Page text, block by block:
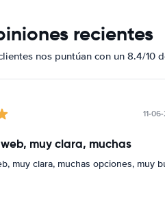
recientes
nos puntúan con un 8.4/10
11-
muy clara, muchas
muy clara, muchas opciones, muy